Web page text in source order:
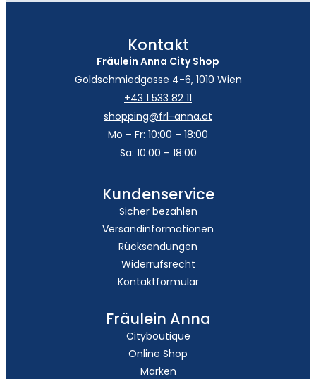
Kontakt
Fräulein Anna City Shop
Goldschmiedgasse 4-6, 1010 Wien
+43 1 533 82 11
shopping@frl-anna.at
Mo – Fr: 10:00 – 18:00
Sa: 10:00 – 18:00
Kundenservice
Sicher bezahlen
Versandinformationen
Rücksendungen
Widerrufsrecht
Kontaktformular
Fräulein Anna
Cityboutique
Online Shop
Marken